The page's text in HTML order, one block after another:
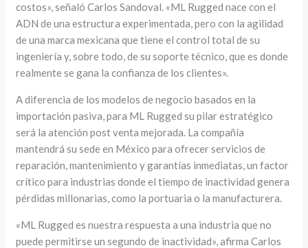
costos», señaló Carlos Sandoval. «ML Rugged nace con el
ADN de una estructura experimentada, pero con la agilidad
de una marca mexicana que tiene el control total de su
ingeniería y, sobre todo, de su soporte técnico, que es donde
realmente se gana la confianza de los clientes».
A diferencia de los modelos de negocio basados en la
importación pasiva, para ML Rugged su pilar estratégico
será la atención post venta mejorada. La compañía
mantendrá su sede en México para ofrecer servicios de
reparación, mantenimiento y garantías inmediatas, un factor
crítico para industrias donde el tiempo de inactividad genera
pérdidas millonarias, como la portuaria o la manufacturera.
«ML Rugged es nuestra respuesta a una industria que no
puede permitirse un segundo de inactividad», afirma Carlos